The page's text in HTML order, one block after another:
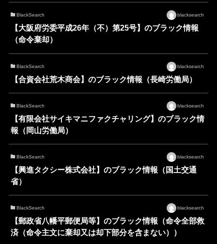
BlackSearch blacksearch
【大阪府労委平成26年（不）第25号】のブラック情報
（命令棄却）
BlackSearch blacksearch
【合資会社荒木商会】のブラック情報（長崎労働局）
BlackSearch blacksearch
【有限会社サイキマニファクチャリング】のブラック情
報（岡山労働局）
BlackSearch blacksearch
【興進タクシー株式会社】のブラック情報（国土交通
省）
BlackSearch blacksearch
【郵政省八幡平郵便局等】のブラック情報（命令全部救
済（命令主文に棄却又は却下部分を含まない））